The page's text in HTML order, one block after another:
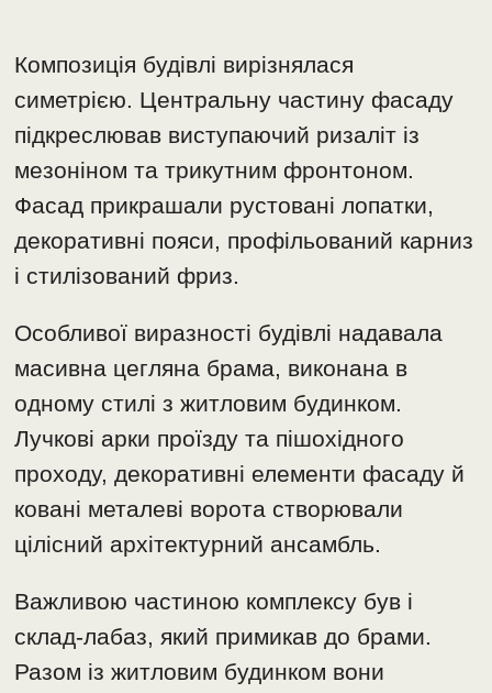
Композиція будівлі вирізнялася
симетрією. Центральну частину фасаду
підкреслював виступаючий ризаліт із
мезоніном та трикутним фронтоном.
Фасад прикрашали рустовані лопатки,
декоративні пояси, профільований карниз
і стилізований фриз.
Особливої виразності будівлі надавала
масивна цегляна брама, виконана в
одному стилі з житловим будинком.
Лучкові арки проїзду та пішохідного
проходу, декоративні елементи фасаду й
ковані металеві ворота створювали
цілісний архітектурний ансамбль.
Важливою частиною комплексу був і
склад-лабаз, який примикав до брами.
Разом із житловим будинком вони